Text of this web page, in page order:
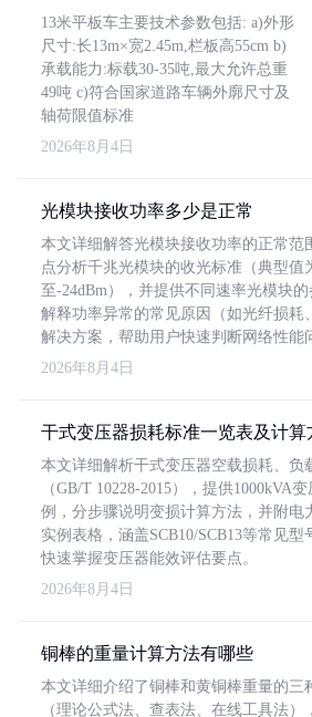
13米平板车主要技术参数包括: a)外形
尺寸:长13m×宽2.45m,栏板高55cm b)
承载能力:标载30-35吨,最大允许总重
49吨 c)符合国家道路车辆外廓尺寸及
轴荷限值标准
2026年8月4日
光模块接收功率多少是正常
本文详细解答光模块接收功率的正常范
点分析千兆光模块的收光标准（典型值
至-24dBm），并提供不同速率光模块
解释功率异常的常见原因（如光纤损耗
解决方案，帮助用户快速判断网络性能
2026年8月4日
干式变压器损耗标准一览表及计算
本文详细解析干式变压器空载损耗、负
（GB/T 10228-2015），提供1000kVA
例，分步骤说明变损计算方法，并附电
实例表格，涵盖SCB10/SCB13等常见
快速掌握变压器能效评估要点。
2026年8月4日
铜棒的重量计算方法有哪些
本文详细介绍了铜棒和黄铜棒重量的三
（理论公式法、查表法、在线工具法）